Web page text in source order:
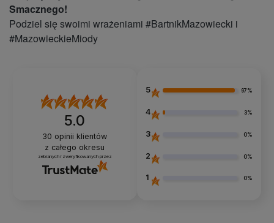
Smacznego!
Podziel się swoimi wrażeniami #BartnikMazowiecki i
#MazowieckieMiody
5.0
30 opinii klientów
z całego okresu
zebranych i zweryfikowanych przez
5 97%
4 3%
3 0%
2 0%
1 0%